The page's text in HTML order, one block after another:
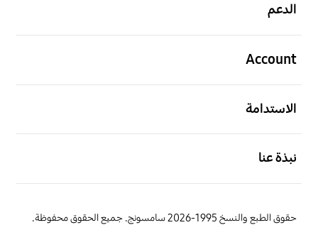
الدعم
Account
الاستدامة
نبذة عنا
حقوق الطبع والنسخ 1995-2026 سامسونج. جميع الحقوق محفوظة.